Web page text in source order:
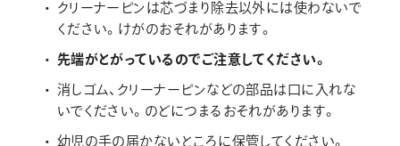
クリーナーピンは芯づまり除去以外には使わないで
ください。けがのおそれがあります。
先端がとがっているのでご注意してください。
消しゴム、クリーナーピンなどの部品は口に入れな
いでください。のどにつまるおそれがあります。
幼児の手の届かないところに保管してください。